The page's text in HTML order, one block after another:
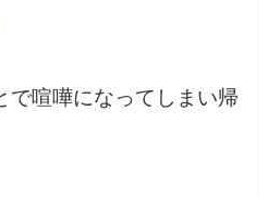
で喧嘩になってしまい帰